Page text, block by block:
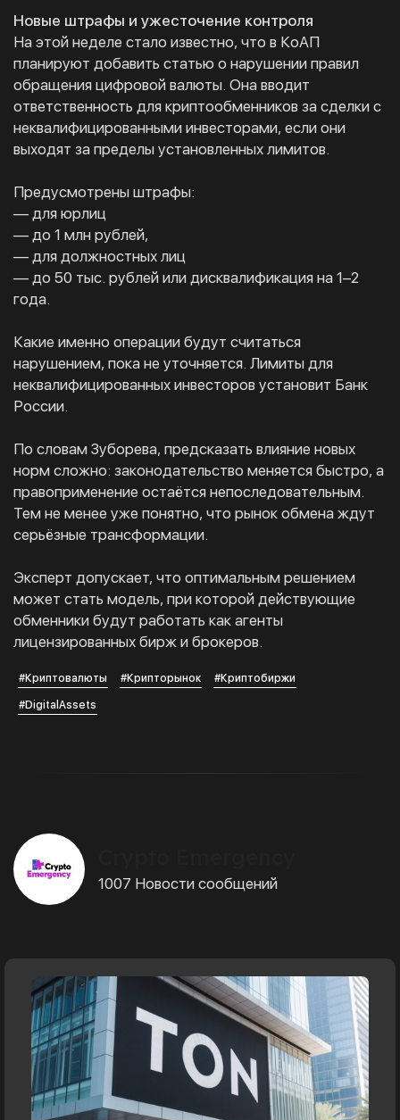
Новые штрафы и ужесточение контроля
На этой неделе стало известно, что в КоАП
планируют добавить статью о нарушении правил
обращения цифровой валюты. Она вводит
ответственность для криптообменников за сделки с
неквалифицированными инвесторами, если они
выходят за пределы установленных лимитов.
Предусмотрены штрафы:
— для юрлиц
— до 1 млн рублей,
— для должностных лиц
— до 50 тыс. рублей или дисквалификация на 1–2
года.
Какие именно операции будут считаться
нарушением, пока не уточняется. Лимиты для
неквалифицированных инвесторов установит Банк
России.
По словам Зуборева, предсказать влияние новых
норм сложно: законодательство меняется быстро, а
правоприменение остаётся непоследовательным.
Тем не менее уже понятно, что рынок обмена ждут
серьёзные трансформации.
Эксперт допускает, что оптимальным решением
может стать модель, при которой действующие
обменники будут работать как агенты
лицензированных бирж и брокеров.
#Криптовалюты #Крипторынок #Криптобиржи
#DigitalAssets
1007 Новости сообщений